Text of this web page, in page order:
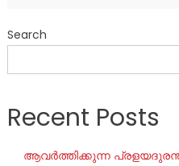
Search
Recent Posts
ആവർത്തിക്കുന്ന